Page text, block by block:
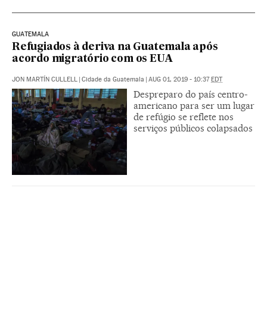
GUATEMALA
Refugiados à deriva na Guatemala após
acordo migratório com os EUA
JON MARTÍN CULLELL Cidade da Guatemala AUG 01, 2019 - 10:37 EDT
Despreparo do país centro-
americano para ser um lugar
de refúgio se reflete nos
serviços públicos colapsados